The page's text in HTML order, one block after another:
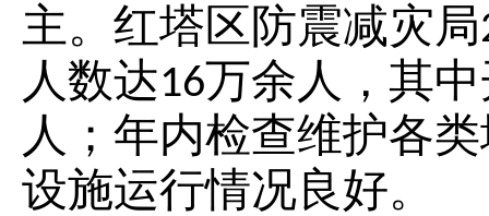
主。红塔区防震减灾局
人数达16万余人，其
人；年内检查维护各
设施运行情况良好。